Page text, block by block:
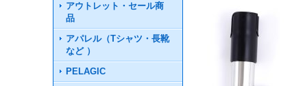
アウトレット・セール商
品
アパレル（Tシャツ・長靴
など ）
PELAGIC